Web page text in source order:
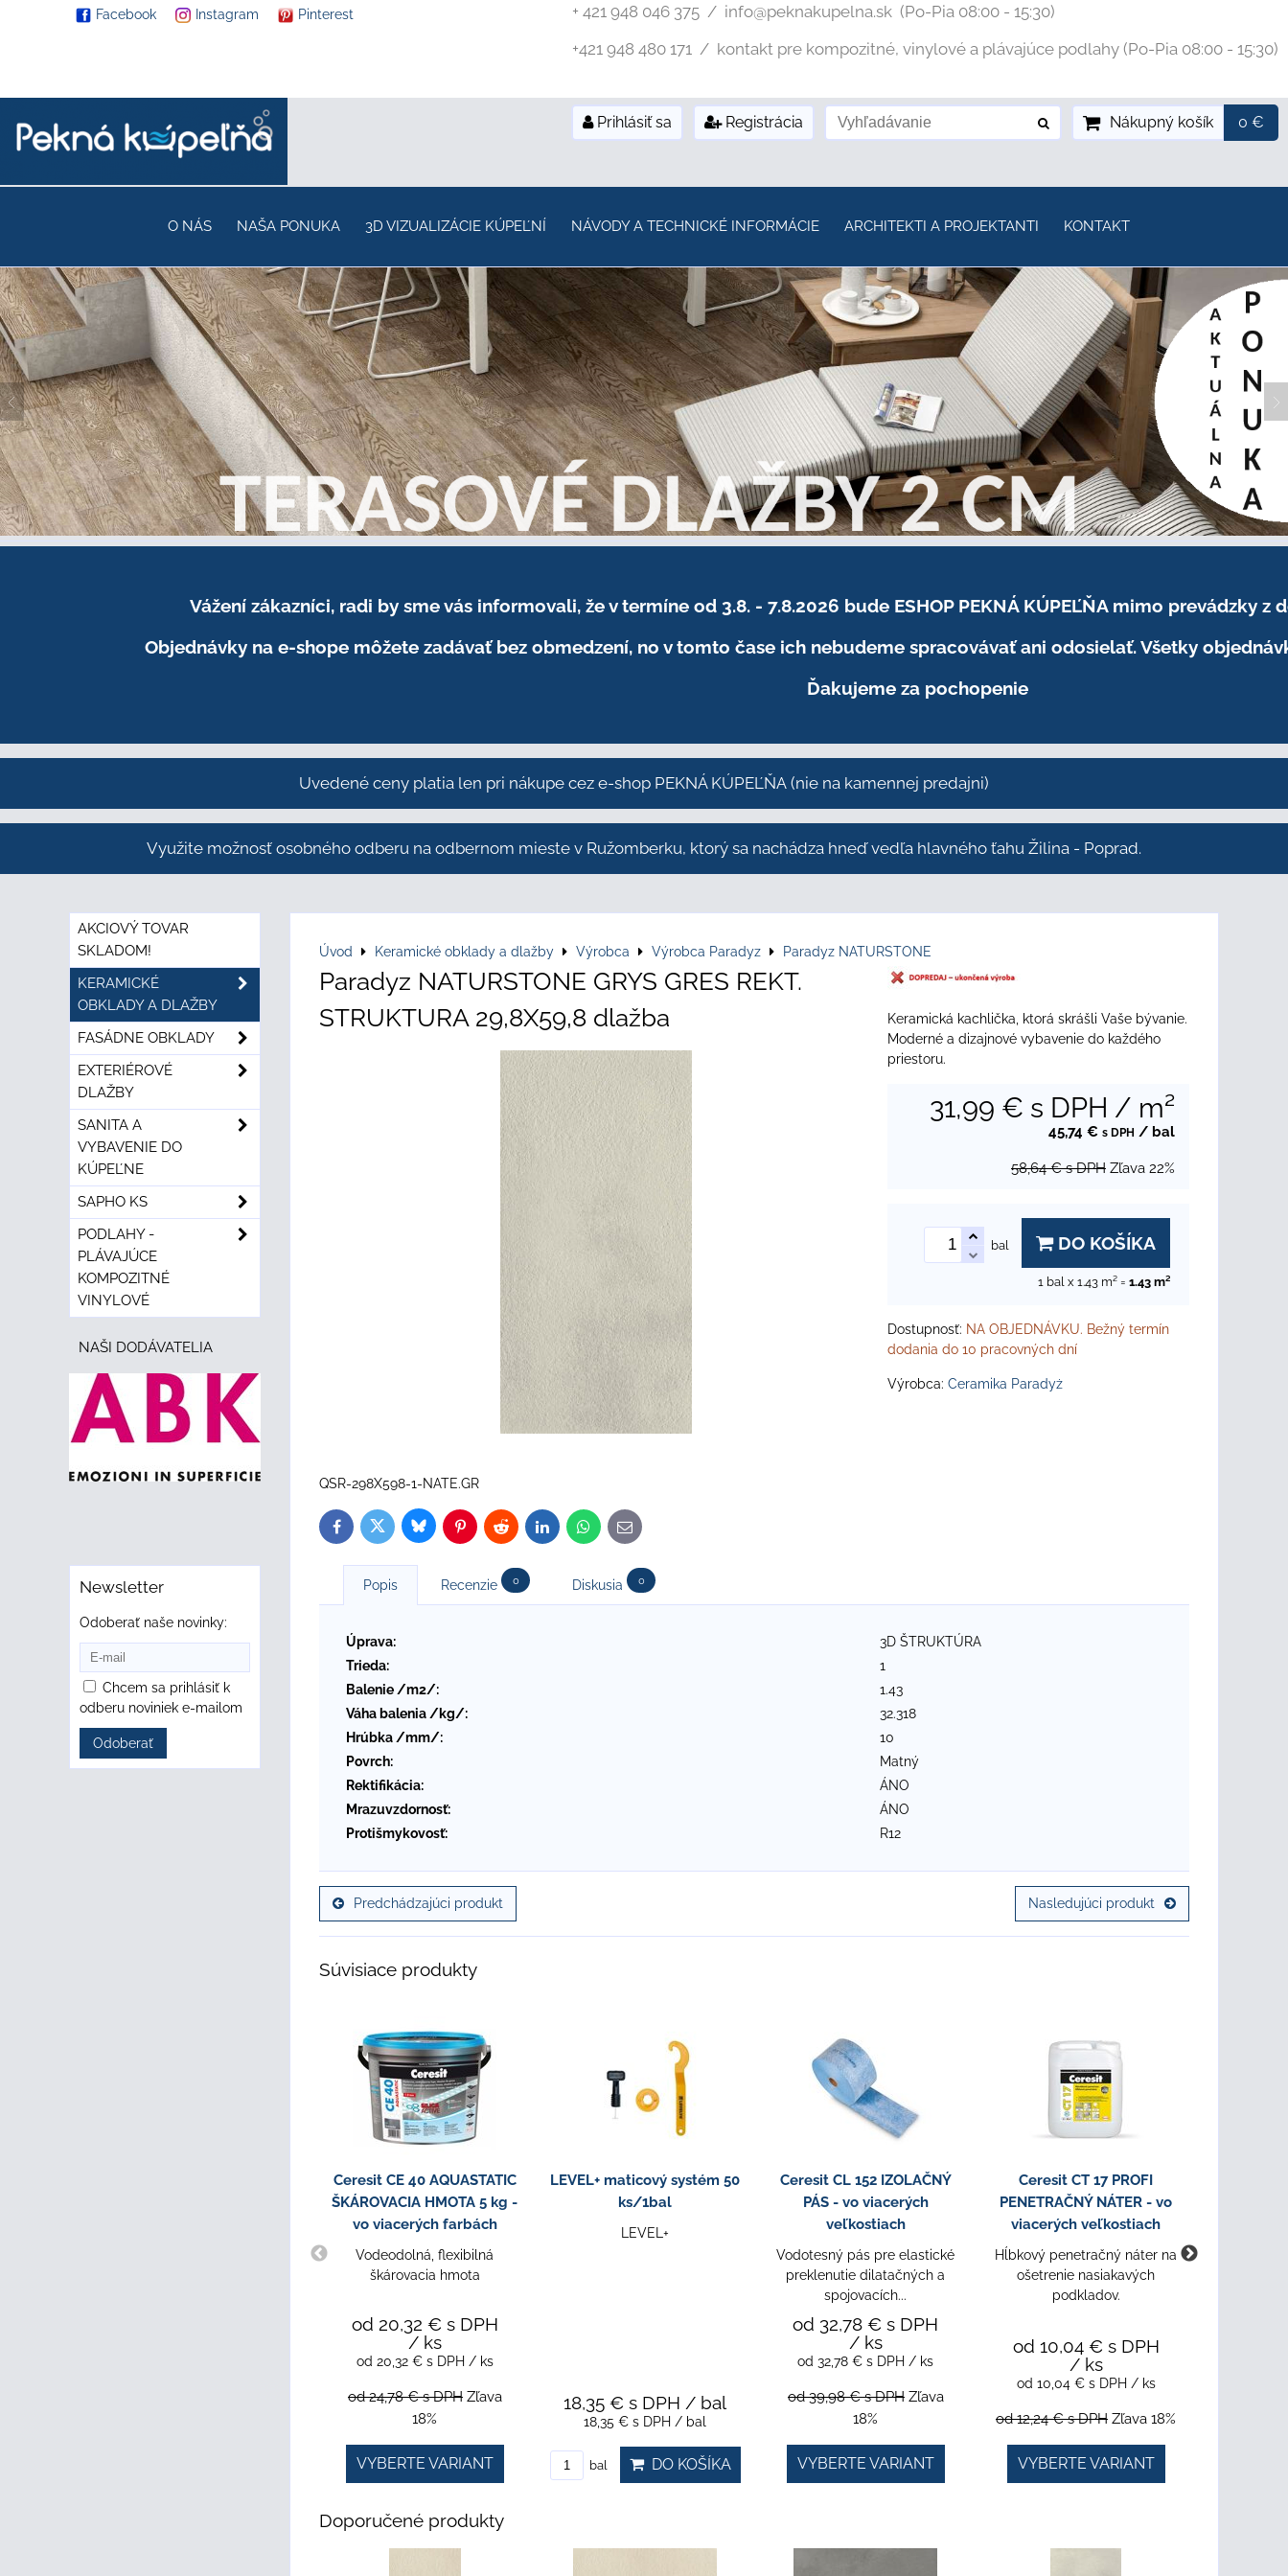
Facebook Instagram Pinterest + 421 948 046 375 / info@peknakupelna.sk (Po-Pia 08:00 - 15:30)
+421 948 480 171 / kontakt pre kompozitné, vinylové a plávajúce podlahy (Po-Pia 08:00 - 15:30)
Prihlásiť sa Registrácia Nákupný košík 0 €
O NÁS NAŠA PONUKA 3D VIZUALIZÁCIE KÚPEĽNÍ NÁVODY A TECHNICKÉ INFORMÁCIE ARCHITEKTI A PROJEKTANTI KONTAKT
Vážení zákazníci, radi by sme vás informovali, že v termíne od 3.8. - 7.8.2026 bude ESHOP PEKNÁ KÚPEĽŇA mimo prevádzky z
Objednávky na e-shope môžete zadávať bez obmedzení, no v tomto čase ich nebudeme spracovávať ani odosielať. Všetky
Ďakujeme za pochopenie
Uvedené ceny platia len pri nákupe cez e-shop PEKNÁ KÚPEĽŇA (nie na kamennej predajni)
Využite možnosť osobného odberu na odbernom mieste v Ružomberku, ktorý sa nachádza hneď vedľa hlavného ťahu Žilina - Poprad.
Úvod Keramické obklady a dlažby Výrobca Výrobca Paradyz Paradyz NATURSTONE
Paradyz NATURSTONE GRYS GRES REKT.
STRUKTURA 29,8X59,8 dlažba
Keramická kachlička, ktorá skrášli Vaše bývanie.
Moderné a dizajnové vybavenie do každého
priestoru.
31,99 € s DPH / m²
45,74 € s DPH / bal
58,64 € s DPH Zľava 22%
bal DO KOŠÍKA
1 bal x 1.43 m² = 1.43 m²
Dostupnosť: NA OBJEDNÁVKU. Bežný termín
dodania do 10 pracovných dní
Výrobca: Ceramika Paradyż
QSR-298X598-1-NATE.GR
FacebookTwitterBlueskyPinterestReddit LinkedInWhatsApp
E-
mail
Popis Recenzie 0 Diskusia 0
Úprava:
3D ŠTRUKTÚRA
Trieda:
1
Balenie /m2/:
1.43
Váha balenia /kg/:
32.318
Hrúbka /mm/:
10
Povrch:
Matný
Rektifikácia:
ÁNO
Mrazuvzdornosť:
ÁNO
Protišmykovosť:
R12
Predchádzajúci produkt Nasledujúci produkt
Súvisiace produkty
Ceresit CE 40 AQUASTATIC
ŠKÁROVACIA HMOTA 5 kg -
vo viacerých farbách
Vodeodolná, flexibilná
škárovacia hmota
od 20,32 € s DPH
/ ks
od 20,32 € s DPH / ks
od 24,78 €s DPH Zľava
18%
VYBERTE VARIANT
LEVEL+ maticový systém 50
ks/1bal
LEVEL+
18,35 € s DPH / bal
18,35 € s DPH / bal
bal DO KOŠÍKA
Ceresit CL 152 IZOLAČNÝ
PÁS - vo viacerých
veľkostiach
Vodotesný pás pre elastické
preklenutie dilatačných a
spojovacích...
od 32,78 € s DPH
/ ks
od 32,78 € s DPH / ks
od 39,98 €s DPH Zľava
18%
VYBERTE VARIANT
Ceresit CT 17 PROFI
PENETRAČNÝ NÁTER - vo
viacerých veľkostiach
Hĺbkový penetračný náter na
ošetrenie nasiakavých
podkladov.
od 10,04 € s DPH
/ ks
od 10,04 € s DPH / ks
od 12,24 €s DPH Zľava 18%
VYBERTE VARIANT
Doporučené produkty
AKCIOVÝ TOVAR
SKLADOM!
KERAMICKÉ
OBKLADY A DLAŽBY
FASÁDNE OBKLADY
EXTERIÉROVÉ
DLAŽBY
SANITA A
VYBAVENIE DO
KÚPEĽNE
SAPHO KS
PODLAHY -
PLÁVAJÚCE
KOMPOZITNÉ
VINYLOVÉ
NAŠI DODÁVATELIA
Newsletter
Odoberať naše novinky:
Chcem sa prihlásiť k
odberu noviniek e-mailom
Odoberať